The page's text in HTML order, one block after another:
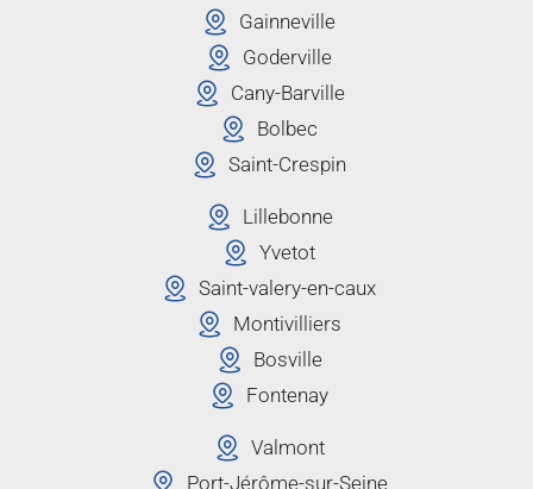
Gainneville
Goderville
Cany-Barville
Bolbec
Saint-Crespin
Lillebonne
Yvetot
Saint-valery-en-caux
Montivilliers
Bosville
Fontenay
Valmont
Port-Jérôme-sur-Seine